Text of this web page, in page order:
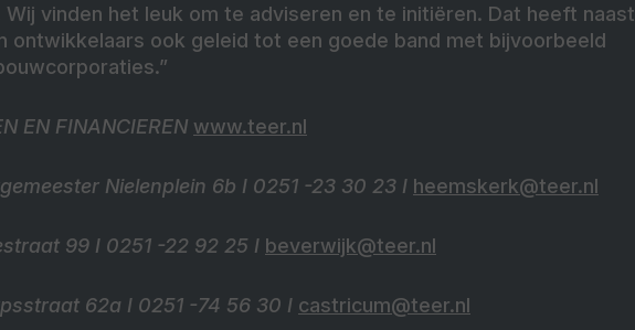
Wij vinden het leuk om te adviseren en te initiëren. Dat heeft naast
ontwikkelaars ook geleid tot een goede band met bijvoorbeeld
EN FINANCIEREN www.teer.nl
Nielenplein 6b I 0251 -23 30 23 I heemskerk@teer.nl
99 I 0251 -22 92 25 I beverwijk@teer.nl
62a I 0251 -74 56 30 I castricum@teer.nl